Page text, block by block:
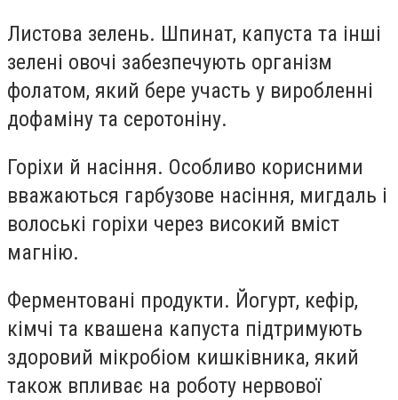
Листова зелень. Шпинат, капуста та інші
зелені овочі забезпечують організм
фолатом, який бере участь у виробленні
дофаміну та серотоніну.
Горіхи й насіння. Особливо корисними
вважаються гарбузове насіння, мигдаль і
волоські горіхи через високий вміст
магнію.
Ферментовані продукти. Йогурт, кефір,
кімчі та квашена капуста підтримують
здоровий мікробіом кишківника, який
також впливає на роботу нервової